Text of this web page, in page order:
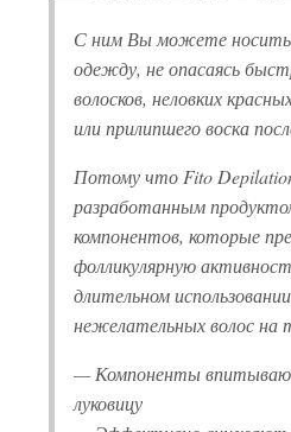
С ним Вы можете
одежду, не опасаясь
волосков, неловких
или прилипшего воска
Потому что Fito
разработанным
компонентов, которые
фолликулярную
длительном
нежелательных волос на
— Компоненты
луковицу